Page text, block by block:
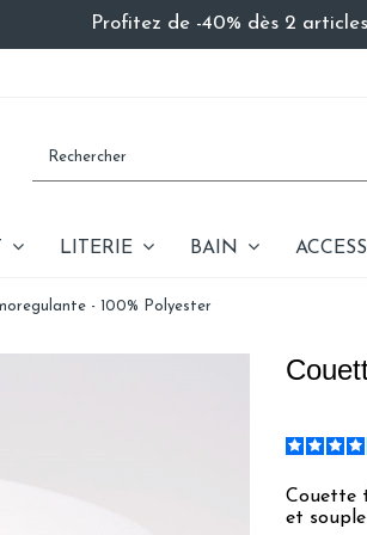
Profitez de -40% dès 2
LITERIE BAIN
- 100% Polyester
Couette
et